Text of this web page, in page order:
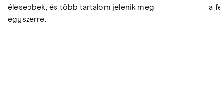
élesebbek, és több tartalom jelenik meg
egyszerre.
a